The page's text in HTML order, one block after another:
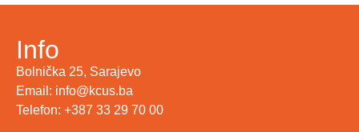
Info
Bolnička 25, Sarajevo
Email: info@kcus.ba
Telefon: +387 33 29 70 00